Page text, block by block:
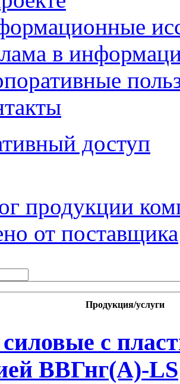
в
доступ
продукции
от поставщика
Продукция/услуги
с
ВВГнг(А)-LS